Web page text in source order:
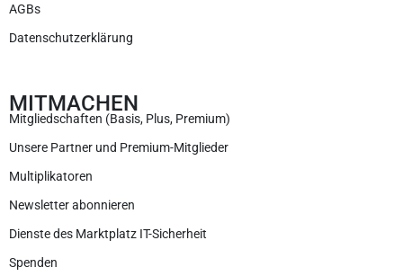
AGBs
Datenschutzerklärung
MITMACHEN
Mitgliedschaften (Basis, Plus, Premium)
Unsere Partner und Premium-Mitglieder
Multiplikatoren
Newsletter abonnieren
Dienste des Marktplatz IT-Sicherheit
Spenden